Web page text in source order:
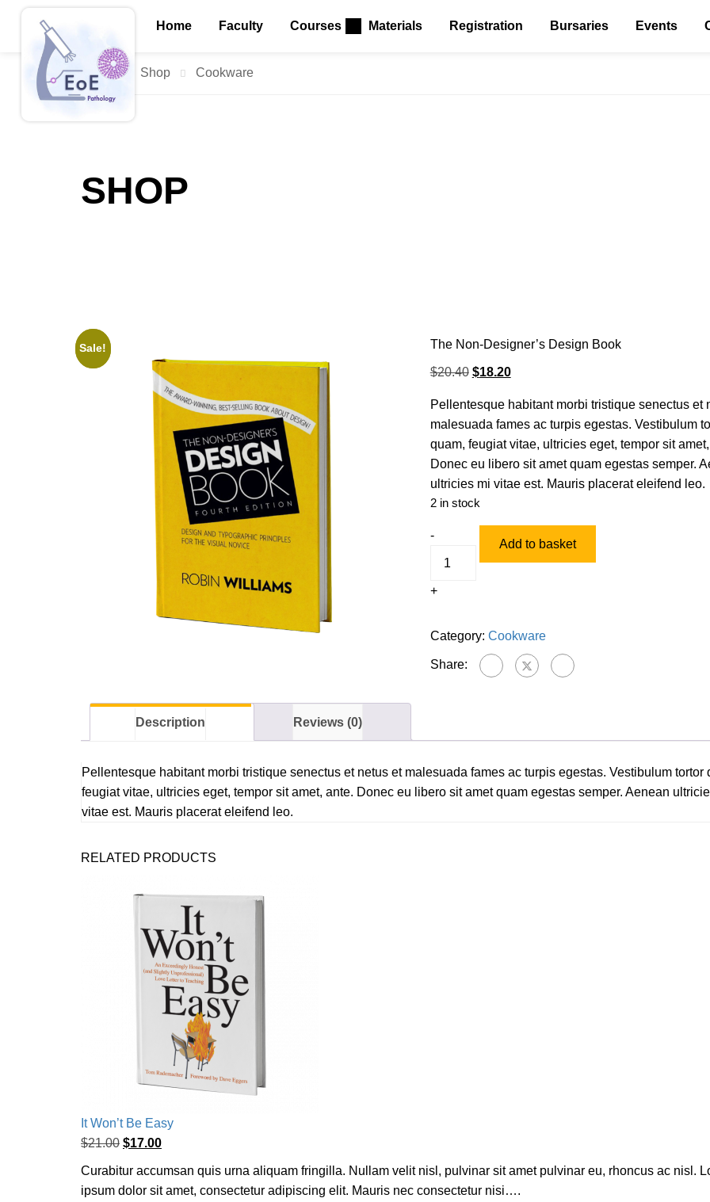
Home Faculty Courses Materials Registration Bursaries Events
Home Shop Cookware
SHOP
Sale! The Non-Designer’s Design Book
$20.40 $18.20
Pellentesque habitant morbi tristique senectus et
malesuada fames ac turpis egestas. Vestibulum
quam, feugiat vitae, ultricies eget, tempor sit
Donec eu libero sit amet quam egestas semper.
ultricies mi vitae est. Mauris placerat eleifend leo.
2 in stock
-
+
Add to basket
Category: Cookware
Share:
Description Reviews (0)
Pellentesque habitant morbi tristique senectus et netus et malesuada fames ac turpis egestas. Vestibulum tortor
feugiat vitae, ultricies eget, tempor sit amet, ante. Donec eu libero sit amet quam egestas semper. Aenean
vitae est. Mauris placerat eleifend leo.
RELATED PRODUCTS
Sale!
It Won’t Be Easy
$21.00 $17.00
Curabitur accumsan quis urna aliquam fringilla. Nullam velit nisl, pulvinar sit amet pulvinar eu, rhoncus ac nisl.
ipsum dolor sit amet, consectetur adipiscing elit. Mauris nec consectetur nisi….